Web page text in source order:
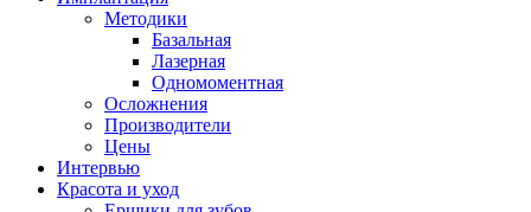
Методики
Базальная
Лазерная
Одномоментная
Осложнения
Производители
Цены
Интервью
Красота и уход